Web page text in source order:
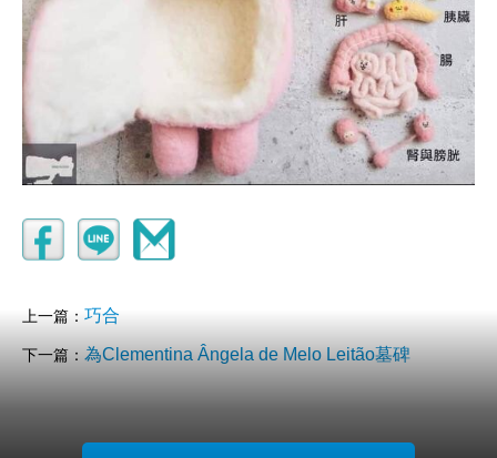
上一篇： 巧合
下一篇： 為Clementina Ângela de Melo Leitão墓碑